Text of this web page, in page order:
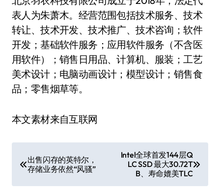
表人为朱萧木。经营范围包括技术服务、技术
转让、技术开发、技术推广、技术咨询；软件
开发；基础软件服务；应用软件服务（不含医
用软件）；销售日用品、计算机、服装；工艺
美术设计；电脑动画设计；模型设计；销售食
品；零售烟草等。
本文素材来自互联网
章
出售闪存的英特尔，
存储业务依然“风骚”
Intel全球首发144层Q
LC SSD 最大30.72T
B、寿命媲美TLC